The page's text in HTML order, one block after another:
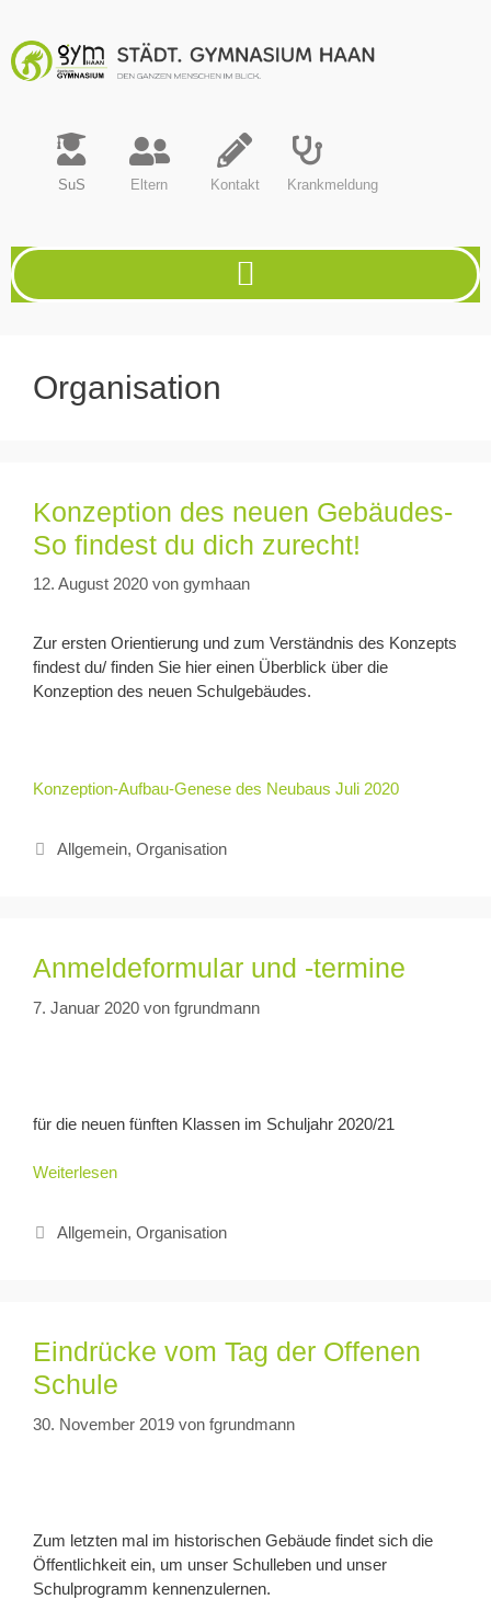
SuS Eltern Kontakt Krankmeldung
Organisation
Konzeption des neuen Gebäudes-
So findest du dich zurecht!
12. August 2020 von gymhaan
Zur ersten Orientierung und zum Verständnis des Konzepts
findest du/ finden Sie hier einen Überblick über die
Konzeption des neuen Schulgebäudes.
Konzeption-Aufbau-Genese des Neubaus Juli 2020
Allgemein, Organisation
Anmeldeformular und -termine
7. Januar 2020 von fgrundmann
für die neuen fünften Klassen im Schuljahr 2020/21
Weiterlesen
Allgemein, Organisation
Eindrücke vom Tag der Offenen
Schule
30. November 2019 von fgrundmann
Zum letzten mal im historischen Gebäude findet sich die
Öffentlichkeit ein, um unser Schulleben und unser
Schulprogramm kennenzulernen.